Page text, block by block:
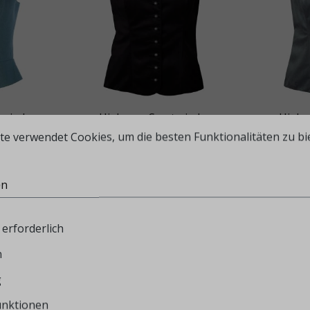
Hiebaum Samtmieder
Damen, schwarz, festlich
verwendet Cookies, um die besten Funktionalitäten zu
erforderlich